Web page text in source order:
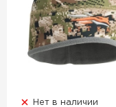
Нет в наличии